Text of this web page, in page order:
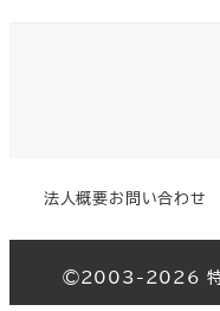
法人概要お問い合わせ
©︎2003-2026 特